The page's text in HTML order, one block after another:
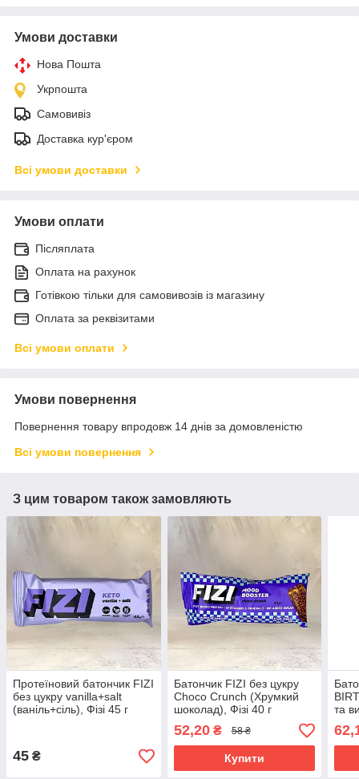
Умови доставки
Нова Пошта
Укрпошта
Самовивіз
Доставка кур'єром
Всі умови доставки
Умови оплати
Післяплата
Оплата на рахунок
Готівкою тільки для самовивозів із магазину
Оплата за реквізитами
Всі умови оплати
Умови повернення
Повернення товару впродовж 14 днів за домовленістю
Всі умови повернення
З цим товаром також замовляють
Протеїновий батончик FIZI
без цукру vanilla+salt
(ваніль+сіль), Фізі 45 г
45 ₴
Батончик FIZI без цукру
Choco Crunch (Хрумкий
шоколад), Фізі 40 г
52,20₴ 58 ₴
Купити
та